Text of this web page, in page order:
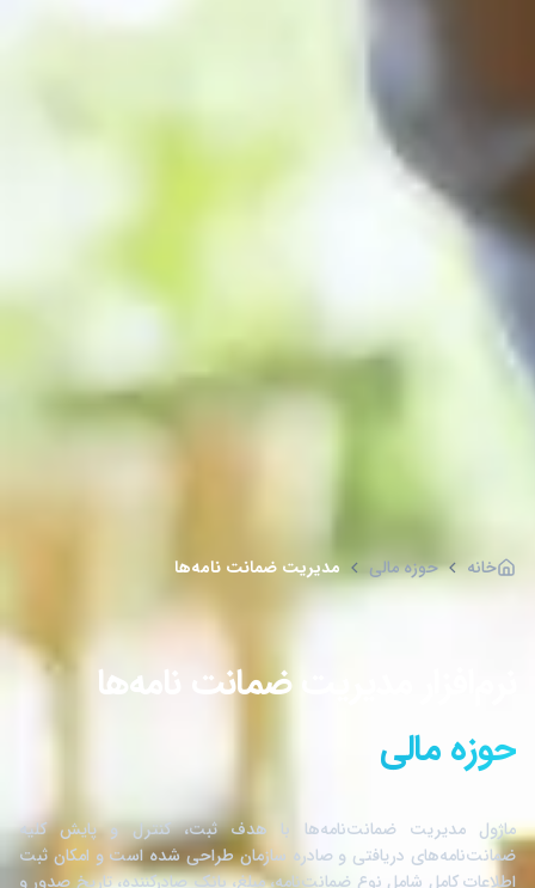
خانه حوزه مالی مدیریت ضمانت نامه‌ها
نرم‌افزار مدیریت ضمانت نامه‌ها
حوزه مالی
ماژول مدیریت ضمانت‌نامه‌ها با هدف ثبت، کنترل و پایش کلیه
ضمانت‌نامه‌های دریافتی و صادره سازمان طراحی شده است و امکان ثبت
اطلاعات کامل شامل نوع ضمانت‌نامه، مبلغ، بانک صادرکننده، تاریخ صدور و